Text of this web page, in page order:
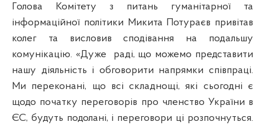
Голова Комітету з питань гуманітарної та
інформаційної політики Микита Потураєв привітав
колег та висловив сподівання на подальшу
комунікацію. «Дуже
раді, що можемо представити
нашу діяльність і обговорити напрямки співпраці.
Ми переконані, що всі складнощі, які сьогодні є
щодо початку переговорів про членство України в
ЄС, будуть подолані, і переговори ці розпочнуться.